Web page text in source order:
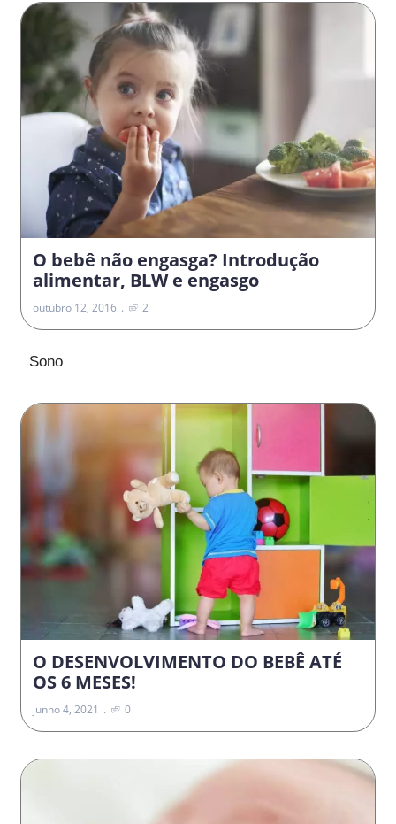
O bebê não engasga? Introdução
alimentar, BLW e engasgo
outubro 12, 2016 2
Sono
O DESENVOLVIMENTO DO BEBÊ ATÉ
OS 6 MESES!
junho 4, 2021 0